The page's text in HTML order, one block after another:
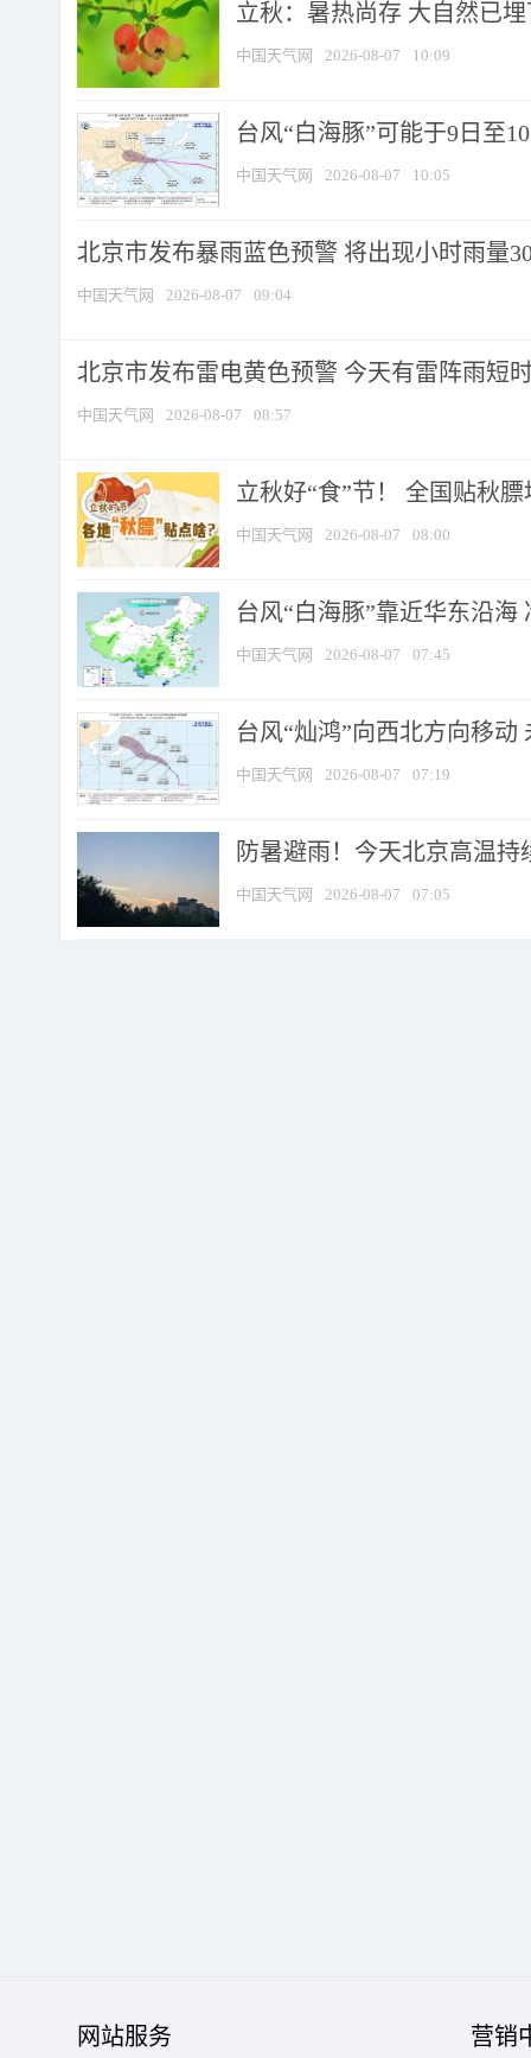
立秋：暑热尚存 大自然已
中国天气网 2026-08-07 10:09
台风“白海豚”可能于9日至
中国天气网 2026-08-07 10:05
北京市发布暴雨蓝色预警 将出现小时雨量
中国天气网 2026-08-07 09:04
北京市发布雷电黄色预警 今天有雷阵雨短
中国天气网 2026-08-07 08:57
立秋好“食”节！ 全国贴秋
中国天气网 2026-08-07 08:00
台风“白海豚”靠近华东沿
中国天气网 2026-08-07 07:45
台风“灿鸿”向西北方向移动
中国天气网 2026-08-07 07:19
防暑避雨！今天北京高温
中国天气网 2026-08-07 07:05
网站服务 营销